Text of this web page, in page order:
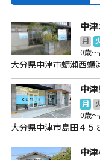
中
月
0歳
大分県中津市蛎瀬西
中
月
0歳
大分県中津市島田４５
中